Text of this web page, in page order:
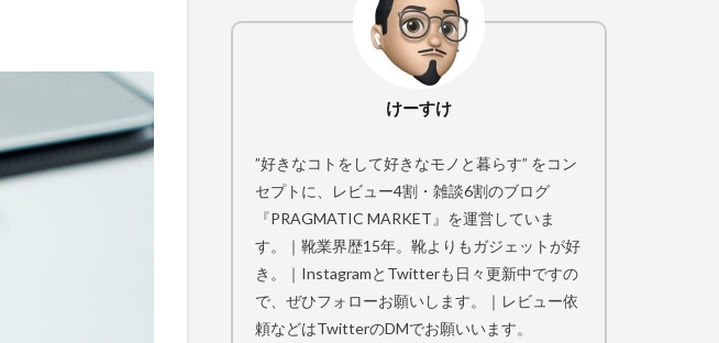
けーすけ
”好きなコトをして好きなモノと暮らす” をコン
セプトに、レビュー4割・雑談6割のブログ
『PRAGMATIC MARKET』を運営していま
す。｜靴業界歴15年。靴よりもガジェットが好
き。｜InstagramとTwitterも日々更新中ですの
で、ぜひフォローお願いします。｜レビュー依
頼などはTwitterのDMでお願いいます。